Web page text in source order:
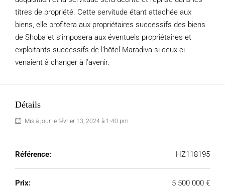
titres de propriété. Cette servitude étant attachée aux
biens, elle profitera aux propriétaires successifs des biens
de Shoba et s’imposera aux éventuels propriétaires et
exploitants successifs de l’hôtel Maradiva si ceux-ci
venaient à changer à l’avenir.
Détails
Mis à jour le février 13, 2024 à 1:40 pm
Référence: HZ118195
Prix: 5 500 000 €